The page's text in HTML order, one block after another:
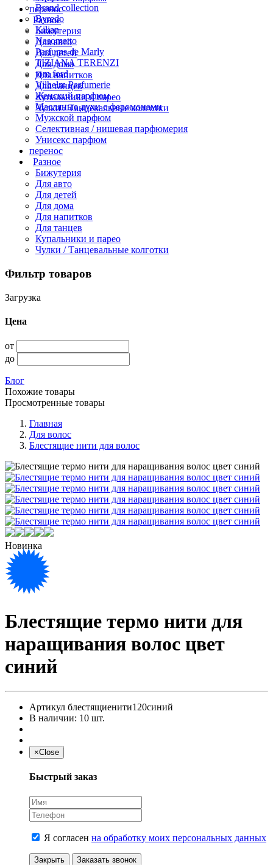
перенос
Разное
Бижутерия
Для авто
Для детей
Для дома
Для напитков
Для танцев
Купальники и парео
Чулки / Танцевальные колготки
Brand collection
Byredo
Kilian
Nasomatto
Parfums de Marly
TIZIANA TERENZI
tom ford
Vilhelm Parfumerie
Женский парфюм
Масляные духи с феромонами
Мужской парфюм
Селективная / нишевая парфюмерия
Унисекс парфюм
перенос
Разное
Бижутерия
Для авто
Для детей
Для дома
Для напитков
Для танцев
Купальники и парео
Чулки / Танцевальные колготки
Фильтр товаров
Загрузка
Цена
от
до
Блог
Похожие товары
Просмотренные товары
Главная
Для волос
Блестящие нити для волос
Новинка
Блестящие термо нити для
наращивания волос цвет
синий
Артикул блестящиенити120синий
В наличии: 10 шт.
×Close
Быстрый заказ
Я согласен на обработку моих персональных данных
Закрыть Заказать звонок